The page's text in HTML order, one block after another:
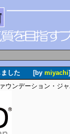
しました [by miyachi]
ウンデーション・ジ